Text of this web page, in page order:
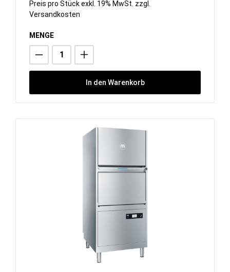
Preis pro Stück exkl. 19% MwSt. zzgl.
Versandkosten
MENGE
In den Warenkorb